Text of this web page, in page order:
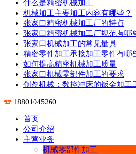
​什么是精密机械加工
机械加工主要加工内容有哪些？
张家口精密机械加工厂的特点
张家口精密机械加工厂规范有哪
张家口机械加工的常见量具
精密零件加工承接加工零件有哪
如何提高精密机械加工质量
张家口机械零部件加工的要求
创盈机械：数控冲床的钣金加工
18801045260
首页
公司介绍
主营业务
机械零部件加工